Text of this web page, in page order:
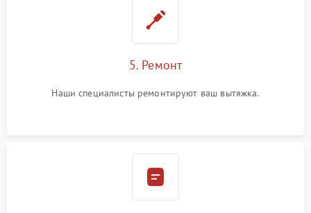
5. Ремонт
Наши специалисты ремонтируют ваш вытяжка.